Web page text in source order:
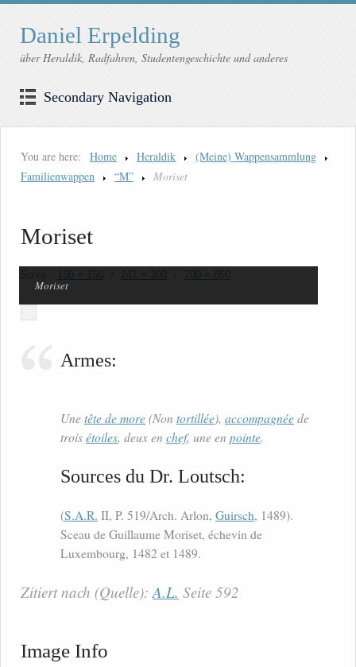
Daniel Erpelding
über Heraldik, Radfahren, Studentengeschichte und anderes
Secondary Navigation
You are here: Home Heraldik
(Meine) Wappensammlung
Familienwappen
“M” Moriset
Moriset
150 × 150 247 × 300 700 × 850
Moriset
Armes:
Unetête de more(Non tortillée), accompagnéede
troisétoiles, deux en chef, une en pointe.
Sources du Dr. Loutsch:
(S.A.R. II, P. 519/Arch. Arlon, Guirsch, 1489).
Sceau de Guillaume Moriset, échevin de
Luxembourg, 1482 et 1489.
Zitiert nach (Quelle):A.L. Seite 592
Image Info